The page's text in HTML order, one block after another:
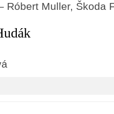
Róbert Muller, Škoda